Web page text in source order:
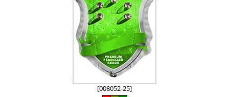
[008052-25]